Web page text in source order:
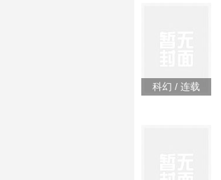
科幻 / 连载